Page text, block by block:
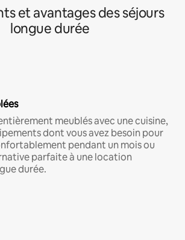
et avantages des séjours
longue durée
meublés avec une cuisine,
dont vous avez besoin pour
pendant un mois ou
parfaite à une location
durée.